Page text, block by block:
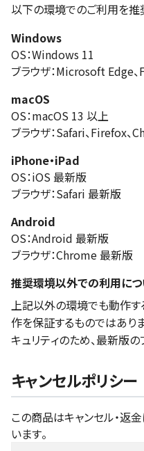
以下の環境でのご利用を推
Windows
OS：Windows 11
ブラウザ：Microsoft Edge
macOS
OS：macOS 13 以上
ブラウザ：Safari、Firefox、
iPhone・iPad
OS：iOS 最新版
ブラウザ：Safari 最新版
Android
OS：Android 最新版
ブラウザ：Chrome 最新版
推奨環境以外での利用に
上記以外の環境でも動作す
作を保証するものではあり
キュリティのため、最新版
キャンセルポリシー
この商品はキャンセル・返
います。